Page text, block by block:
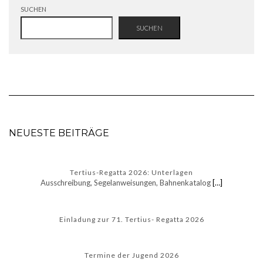
SUCHEN
SUCHEN
NEUESTE BEITRÄGE
Tertius-Regatta 2026: Unterlagen
Ausschreibung, Segelanweisungen, Bahnenkatalog […]
Einladung zur 71. Tertius- Regatta 2026
Termine der Jugend 2026